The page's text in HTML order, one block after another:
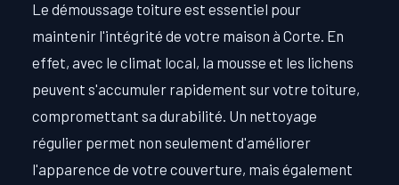
Le démoussage toiture est essentiel pour
maintenir l'intégrité de votre maison à Corte. En
effet, avec le climat local, la mousse et les lichens
peuvent s'accumuler rapidement sur votre toiture,
compromettant sa durabilité. Un nettoyage
régulier permet non seulement d'améliorer
l'apparence de votre couverture, mais également